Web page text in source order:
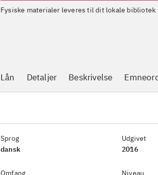
Fysiske materialer leveres til dit lokale bibliotek
Lån Detaljer Beskrivelse
Sprog
dansk
Omfang
Udgivet
2016
Niveau